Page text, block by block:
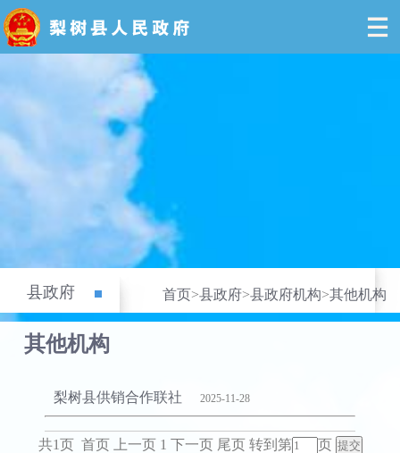
县政府 首页>县政府>县政府机构>其他机构
其他机构
梨树县供销合作联社 2025-11-28
共1页 首页 上一页 1 下一页 尾页 转到第 页